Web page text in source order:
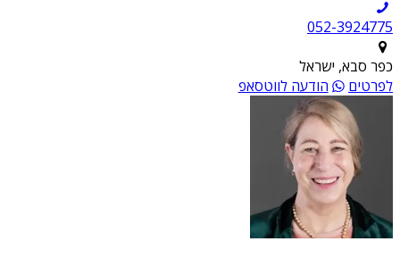
052-3924775
כפר סבא, ישראל
לפרטים
הודעה לווטסאפ